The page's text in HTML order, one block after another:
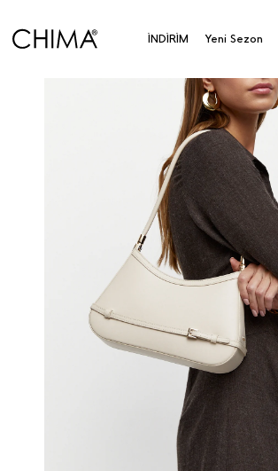
İNDİRİM Yeni Sezon